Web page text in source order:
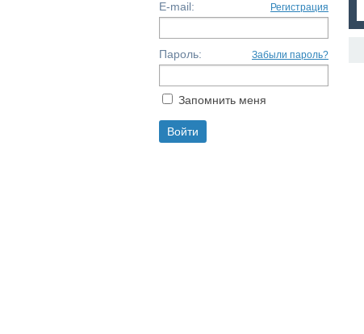
E-mail: Регистрация
Пароль: Забыли пароль?
Запомнить меня